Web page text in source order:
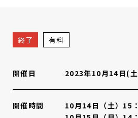
裁判』 概要
終了 有料
開催日 2023年10月14日(
開催時間
10月14日（土）15